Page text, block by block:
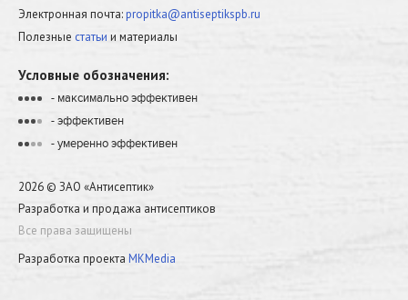
2026 © ЗАО «Антисептик»
Разработка и продажа антисептиков
Все права защищены
Разработка проекта MKMedia
Электронная почта:propitka@antiseptikspb.ru
Полезные статьи и материалы
Условные обозначения:
•••
- максимально эффективен
•••
- эффективен
••• - умеренно эффективен